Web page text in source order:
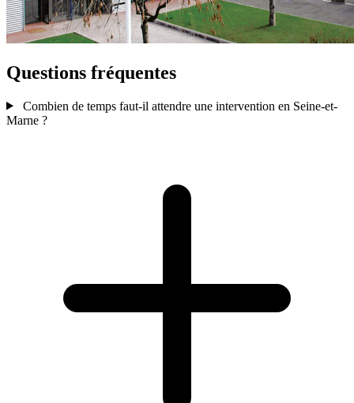
Questions fréquentes
Combien de temps faut-il attendre une intervention en Seine-et-
Marne ?